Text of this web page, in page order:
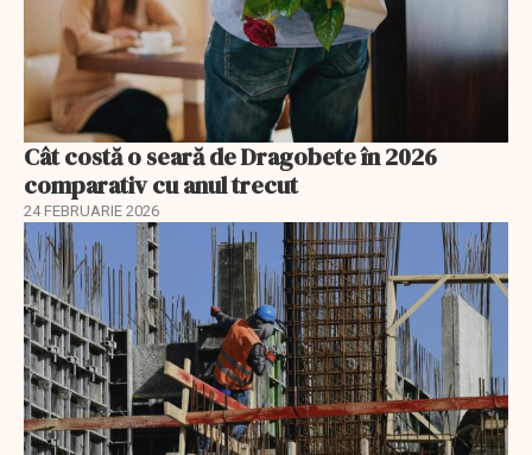
Cât costă o seară de Dragobete în 2026
comparativ cu anul trecut
24 FEBRUARIE 2026